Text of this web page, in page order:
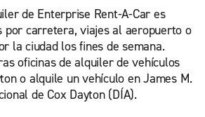
de Enterprise Rent-A-Car es
por carretera, viajes al aeropuerto o
la ciudad los fines de semana.
oficinas de alquiler de vehículos
o alquile un vehículo en James M.
de Cox Dayton (DÍA).